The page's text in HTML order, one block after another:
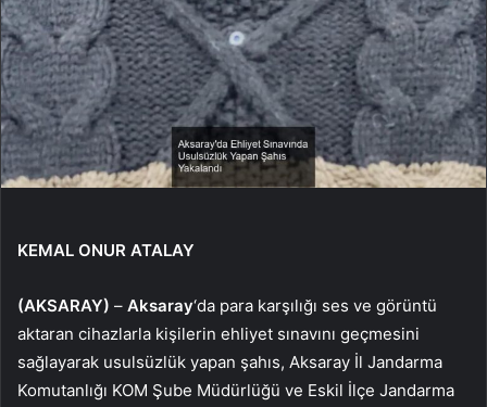
KEMAL ONUR ATALAY
(AKSARAY) – Aksaray‘da para karşılığı ses ve görüntü
aktaran cihazlarla kişilerin ehliyet sınavını geçmesini
sağlayarak usulsüzlük yapan şahıs, Aksaray İl Jandarma
Komutanlığı KOM Şube Müdürlüğü ve Eskil İlçe Jandarma